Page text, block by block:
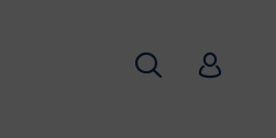
HľadaťHiPP